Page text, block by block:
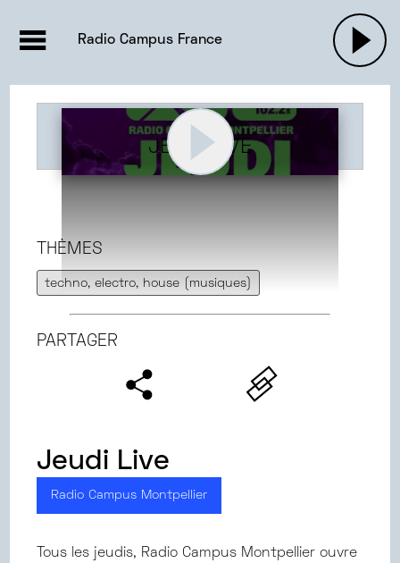
ACTUALITÉS
EMISSIONS |
PODCASTS
Radio Campus France
JEUDI LIVE
THÈMES
techno, electro, house (musiques)
PARTAGER
Jeudi Live
Radio Campus Montpellier
Tous les jeudis, Radio Campus Montpellier ouvre